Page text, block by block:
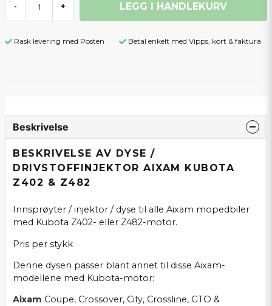
- + LEGG I HANDLEKURV
Rask levering med Posten Betal enkelt med Vipps, kort & faktura
Beskrivelse
BESKRIVELSE AV DYSE /
DRIVSTOFFINJEKTOR AIXAM KUBOTA
Z402 & Z482
Innsprøyter / injektor / dyse til alle Aixam mopedbiler
med Kubota Z402- eller Z482-motor.
Pris per stykk
Denne dysen passer blant annet til disse Aixam-
modellene med Kubota-motor:
Aixam Coupe, Crossover, City, Crossline, GTO &